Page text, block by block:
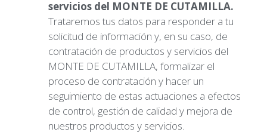
servicios del MONTE DE CUTAMILLA.
Trataremos tus datos para responder a tu
solicitud de información y, en su caso, de
contratación de productos y servicios del
MONTE DE CUTAMILLA, formalizar el
proceso de contratación y hacer un
seguimiento de estas actuaciones a efectos
de control, gestión de calidad y mejora de
nuestros productos y servicios.